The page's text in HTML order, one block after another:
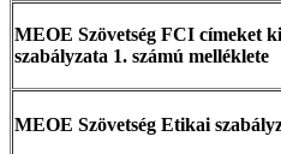
MEOE Szövetség FCI címeket
szabályzata 1. számú melléklete
MEOE Szövetség Etikai